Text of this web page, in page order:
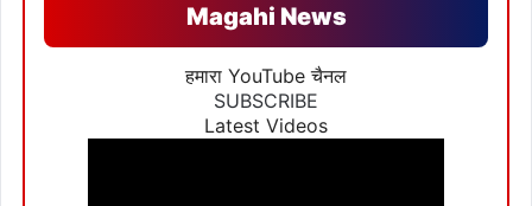
Magahi News
हमारा YouTube चैनल
SUBSCRIBE
Latest Videos